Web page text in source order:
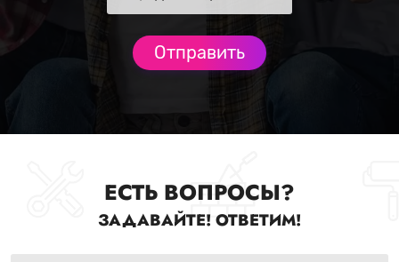
ЕСТЬ ВОПРОСЫ?
ЗАДАВАЙТЕ! ОТВЕТИМ!